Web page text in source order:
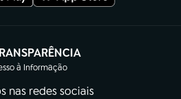
à Informação
(abre em nova aba)
nas redes sociais